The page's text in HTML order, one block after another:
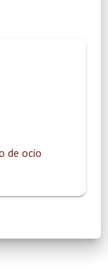
de ocio